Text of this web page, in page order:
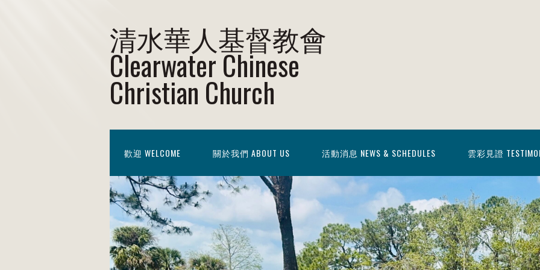
清水華人基督教會
Clearwater Chinese
Christian Church
歡迎 WELCOME 關於我們 ABOUT US 活動消息 NEWS & SCHEDULES 雲彩見證